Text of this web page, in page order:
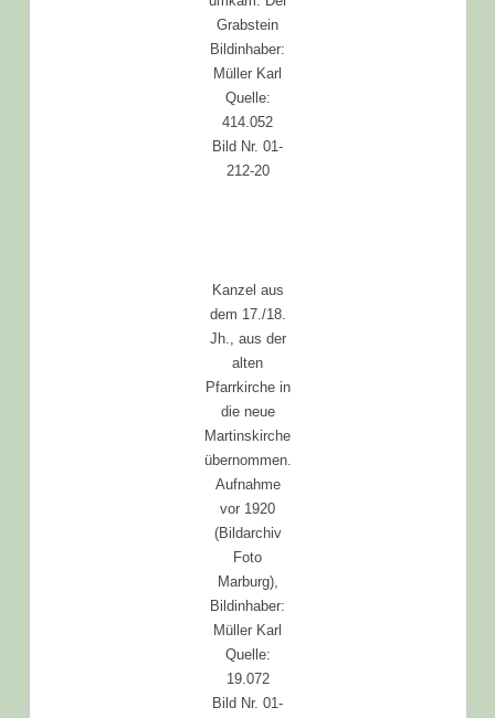
Grabstein
Bildinhaber:
Müller Karl
Quelle:
414.052
Bild Nr. 01-
212-20
Kanzel aus
dem 17./18.
Jh., aus der
alten
Pfarrkirche in
die neue
Martinskirche
übernommen.
Aufnahme
vor 1920
(Bildarchiv
Foto
Marburg),
Bildinhaber:
Müller Karl
Quelle:
19.072
Bild Nr. 01-